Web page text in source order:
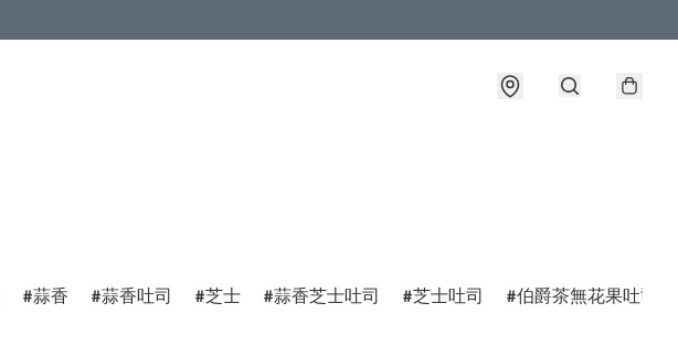
蒜香 蒜香吐司 芝士 蒜香芝士吐司 芝士吐司 伯爵茶無花果吐司